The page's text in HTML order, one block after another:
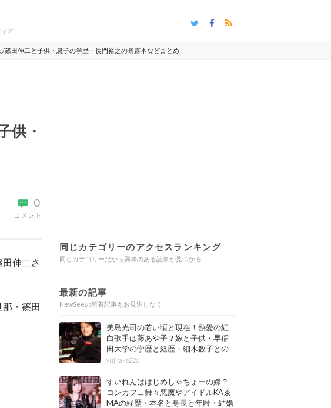
ア
篠田伸二と子供・息子の学歴・長門裕之の暴露本などまとめ
供・
0
コメント
伸二さ
・篠田
同じカテゴリーのアクセスランキング
同じカテゴリーだから興味のある記事が見つかる！
最新の記事
NewSeeの新着記事もお見逃しなく
美島光司の若い頃と現在！熱愛の紅
白歌手は藤あや子？嫁と子供・早稲
田大学の学歴と経歴・細木数子との
確執もまとめ
yujitake226
すいれんははじめしゃちょーの嫁？
コンカフェ舞々悪魔やアイドルKAゑ
MAの経歴・本名と身長と年齢・結婚